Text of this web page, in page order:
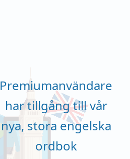
Premiumanvändare
har tillgång till vår
nya, stora engelska
ordbok